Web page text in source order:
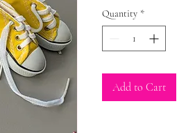
Quantity *
Add to Cart